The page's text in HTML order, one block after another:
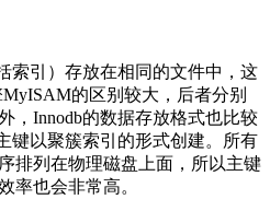
索引）存放在相同的文件中，这
的区别较大，后者分别
，Innodb的数据存放格式也比较
键以聚簇索引的形式创建。所有
排列在物理磁盘上面，所以主键
率也会非常高。